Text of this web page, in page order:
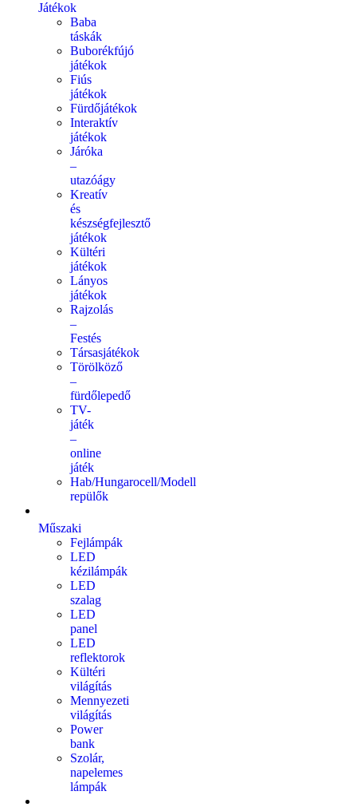
Játékok
Baba
táskák
Buborékfújó
játékok
Fiús
játékok
Fürdőjátékok
Interaktív
játékok
Járóka
–
utazóágy
Kreatív
és
készségfejlesztő
játékok
Kültéri
játékok
Lányos
játékok
Rajzolás
–
Festés
Társasjátékok
Törölköző
–
fürdőlepedő
TV-
játék
–
online
játék
Hab/Hungarocell/Modell
repülők
Műszaki
Fejlámpák
LED
kézilámpák
LED
szalag
LED
panel
LED
reflektorok
Kültéri
világítás
Mennyezeti
világítás
Power
bank
Szolár,
napelemes
lámpák